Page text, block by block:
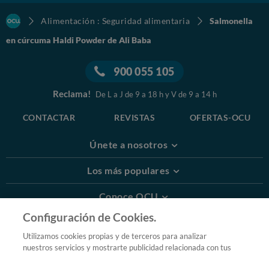
Alimentación : Seguridad alimentaria
Salmonella
en cúrcuma Haldi Powder de Ali Baba
900 055 105
Reclama! De L a J de 9 a 18 h y V de 9 a 14 h
CONTACTAR REVISTAS OFERTAS-OCU
Únete a nosotros
Los más populares
Conoce OCU
Más Información
© 2026 OCU
Configuración de Cookies.
Utilizamos cookies propias y de terceros para analizar
nuestros servicios y mostrarte publicidad relacionada con tus